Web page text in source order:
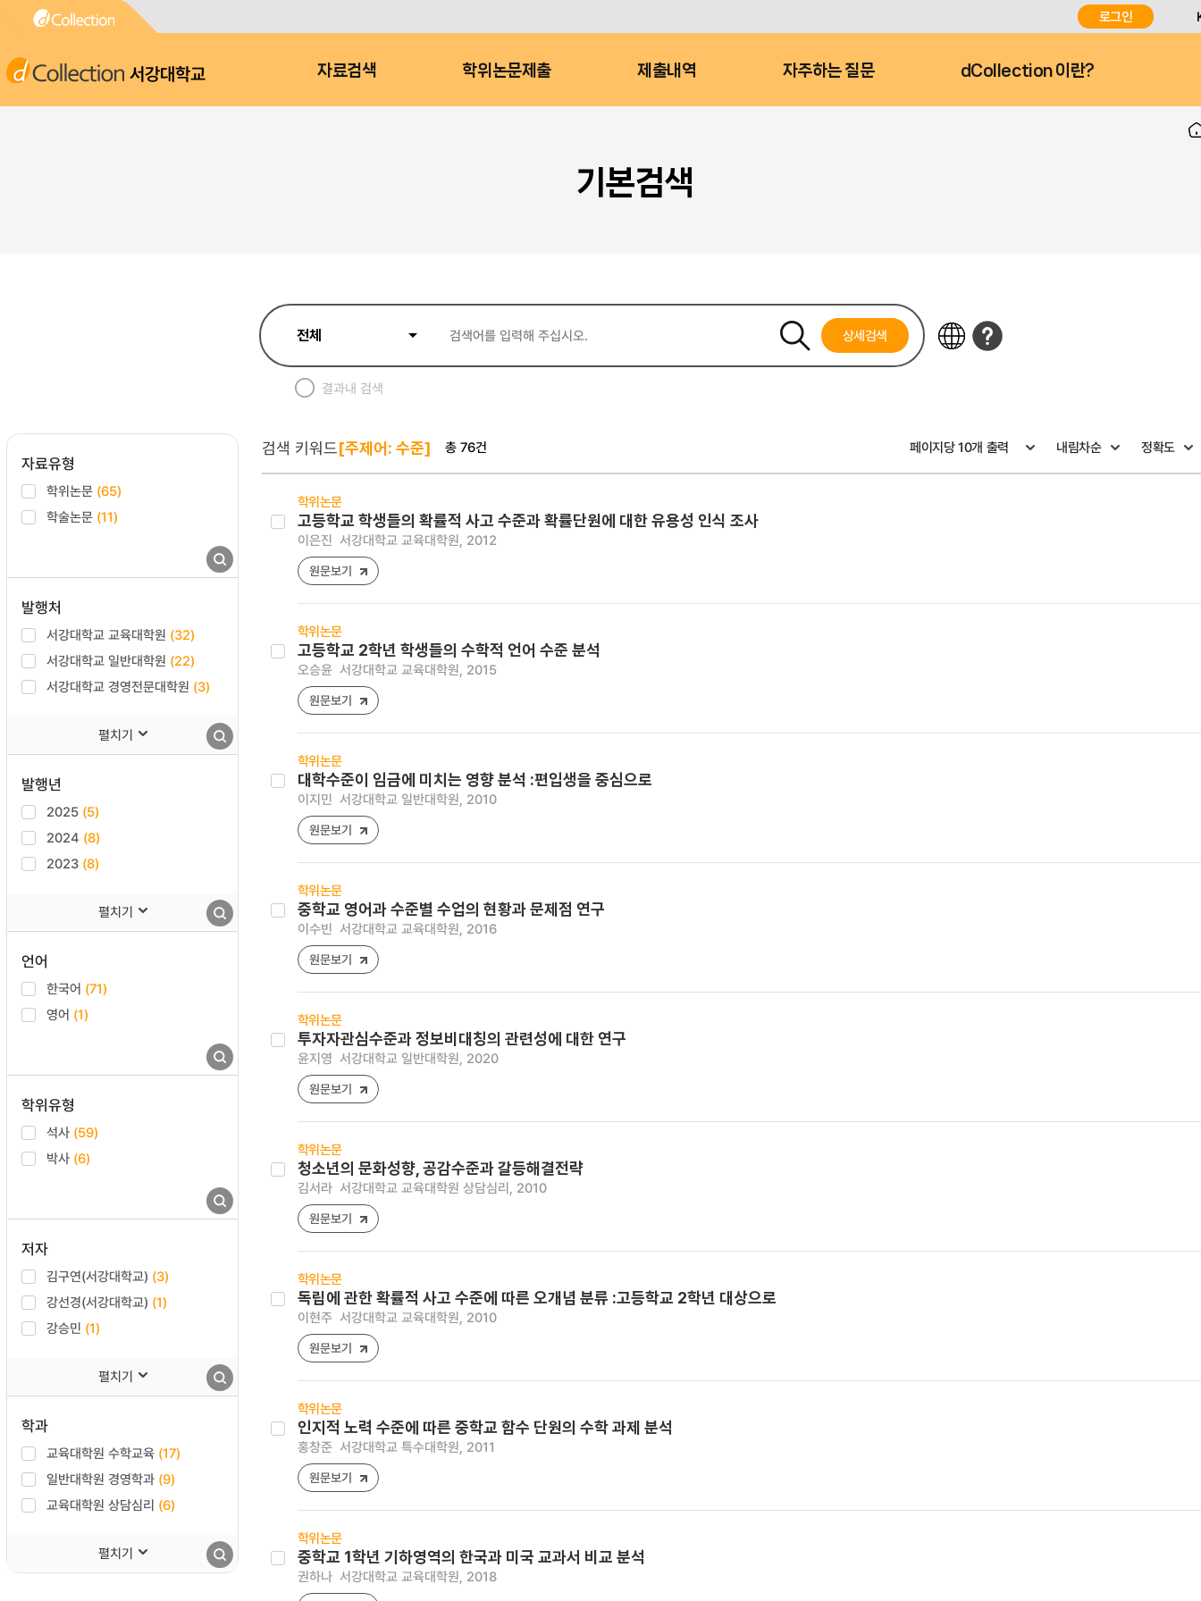
로그인
서강대학교 자료검색 학위논문제출 제출내역 자주하는 질문 dCollection 이란?
기본검색
상세검색
결과내 검색
자료유형
학위논문 (65)
학술논문 (11)
발행처
서강대학교 교육대학원 (32)
서강대학교 일반대학원 (22)
서강대학교 경영전문대학원 (3)
펼치기
발행년
2025 (5)
2024 (8)
2023 (8)
펼치기
언어
한국어 (71)
영어 (1)
학위유형
석사 (59)
박사 (6)
저자
김구연(서강대학교) (3)
강선경(서강대학교) (1)
강승민 (1)
펼치기
학과
교육대학원 수학교육 (17)
일반대학원 경영학과 (9)
교육대학원 상담심리 (6)
펼치기
검색 키워드[주제어: 수준] 총 76건
학위논문
고등학교 학생들의 확률적 사고 수준과 확률단원에 대한 유용성 인식 조사
이은진 서강대학교 교육대학원, 2012
원문보기
학위논문
고등학교 2학년 학생들의 수학적 언어 수준 분석
오승윤 서강대학교 교육대학원, 2015
원문보기
학위논문
대학수준이 임금에 미치는 영향 분석 :편입생을 중심으로
이지민 서강대학교 일반대학원, 2010
원문보기
학위논문
중학교 영어과 수준별 수업의 현황과 문제점 연구
이수빈 서강대학교 교육대학원, 2016
원문보기
학위논문
투자자관심수준과 정보비대칭의 관련성에 대한 연구
윤지영 서강대학교 일반대학원, 2020
원문보기
학위논문
청소년의 문화성향, 공감수준과 갈등해결전략
김서라 서강대학교 교육대학원 상담심리, 2010
원문보기
학위논문
독립에 관한 확률적 사고 수준에 따른 오개념 분류 :고등학교 2학년 대상으로
이현주 서강대학교 교육대학원, 2010
원문보기
학위논문
인지적 노력 수준에 따른 중학교 함수 단원의 수학 과제 분석
홍창준 서강대학교 특수대학원, 2011
원문보기
학위논문
중학교 1학년 기하영역의 한국과 미국 교과서 비교 분석
권하나 서강대학교 교육대학원, 2018